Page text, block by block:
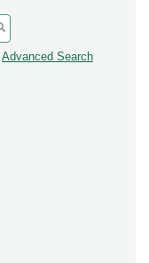
Advanced Search